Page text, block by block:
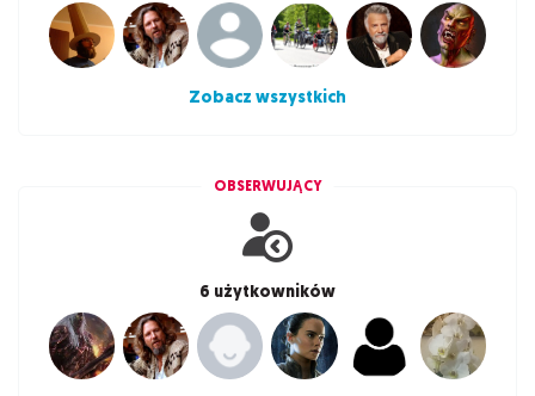
Zobacz wszystkich
OBSERWUJĄCY
6 użytkowników